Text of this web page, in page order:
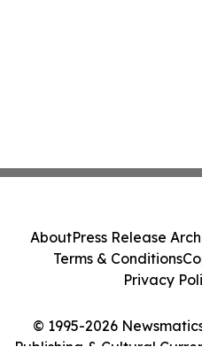
© 1995-2026
Publishing & Cultural
AboutPress Release
Terms & Conditions
Privacy